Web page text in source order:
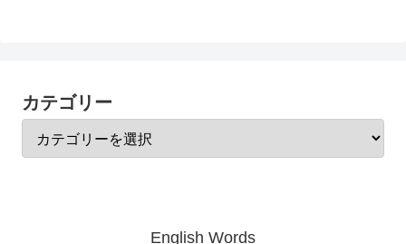
カテゴリー
English Words